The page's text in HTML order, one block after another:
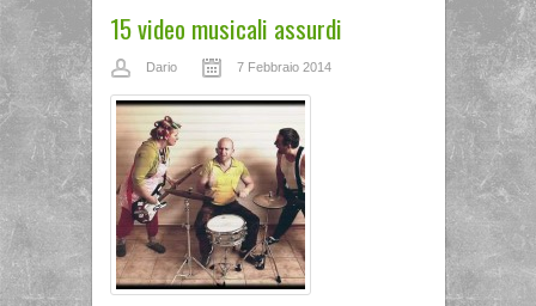
15 video musicali assurdi
Dario 7 Febbraio 2014